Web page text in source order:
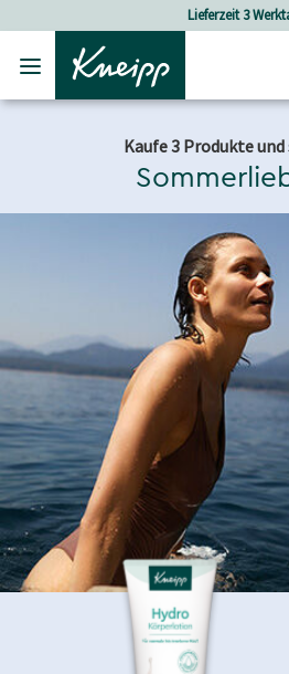
Lieferzeit 3
Kaufe 3 Produkte und